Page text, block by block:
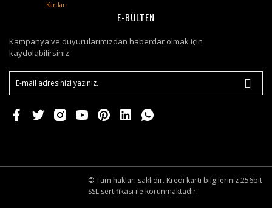
Kartları
E-BÜLTEN
Kampanya ve duyurularımızdan haberdar olmak için
kaydolabilirsiniz.
© Tüm hakları saklıdır. Kredi kartı bilgileriniz 256bit
SSL sertifikası ile korunmaktadır.